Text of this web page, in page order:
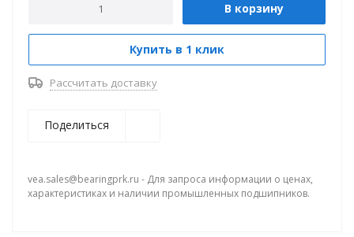
В корзину
Купить в 1 клик
Рассчитать доставку
Поделиться
vea.sales@bearingprk.ru - Для запроса информации о ценах,
характеристиках и наличии промышленных подшипников.